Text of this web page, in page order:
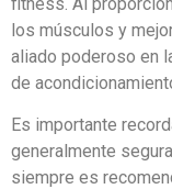
los músculos y
aliado poderoso en
de
Es importante
generalmente
siempre es